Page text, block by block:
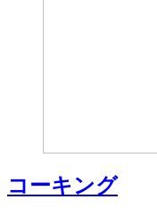
コーキング